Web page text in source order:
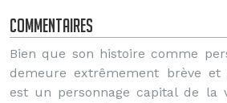
Commentaires
Bien que son histoire comme
demeure extrêmement brève et
est un personnage capital de la